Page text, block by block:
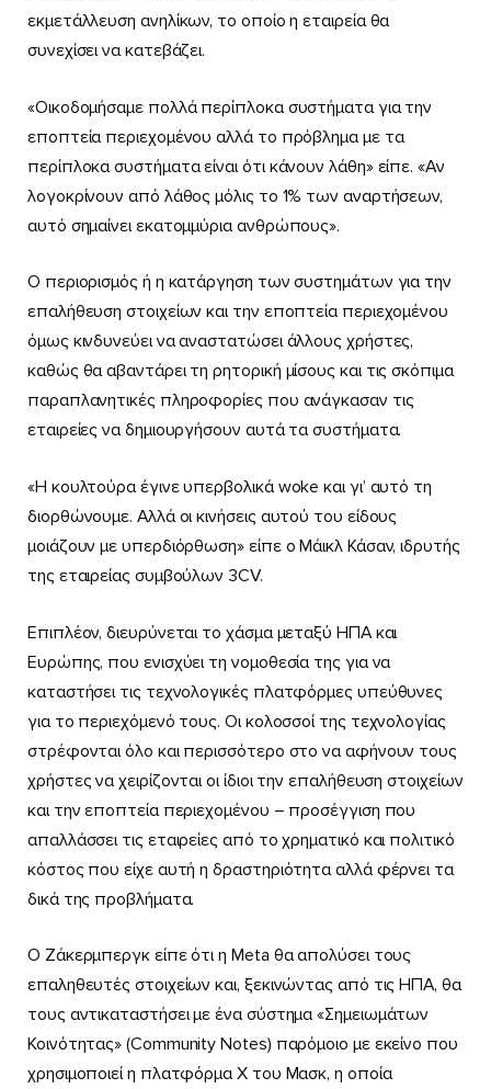
εκμετάλλευση ανηλίκων, το οποίο η εταιρεία θα
συνεχίσει να κατεβάζει.
«Οικοδομήσαμε πολλά περίπλοκα συστήματα για την
εποπτεία περιεχομένου αλλά το πρόβλημα με τα
περίπλοκα συστήματα είναι ότι κάνουν λάθη» είπε. «Αν
λογοκρίνουν από λάθος μόλις το 1% των αναρτήσεων,
αυτό σημαίνει εκατομμύρια ανθρώπους».
Ο περιορισμός ή η κατάργηση των συστημάτων για την
επαλήθευση στοιχείων και την εποπτεία περιεχομένου
όμως κινδυνεύει να αναστατώσει άλλους χρήστες,
καθώς θα αβαντάρει τη ρητορική μίσους και τις σκόπιμα
παραπλανητικές πληροφορίες που ανάγκασαν τις
εταιρείες να δημιουργήσουν αυτά τα συστήματα.
«Η κουλτούρα έγινε υπερβολικά woke και γι’ αυτό τη
διορθώνουμε. Αλλά οι κινήσεις αυτού του είδους
μοιάζουν με υπερδιόρθωση» είπε ο Μάικλ Κάσαν, ιδρυτής
της εταιρείας συμβούλων 3CV.
Επιπλέον, διευρύνεται το χάσμα μεταξύ ΗΠΑ και
Ευρώπης, που ενισχύει τη νομοθεσία της για να
καταστήσει τις τεχνολογικές πλατφόρμες υπεύθυνες
για το περιεχόμενό τους. Οι κολοσσοί της τεχνολογίας
στρέφονται όλο και περισσότερο στο να αφήνουν τους
χρήστες να χειρίζονται οι ίδιοι την επαλήθευση στοιχείων
και την εποπτεία περιεχομένου – προσέγγιση που
απαλλάσσει τις εταιρείες από το χρηματικό και πολιτικό
κόστος που είχε αυτή η δραστηριότητα αλλά φέρνει τα
δικά της προβλήματα.
Ο Ζάκερμπεργκ είπε ότι η Meta θα απολύσει τους
επαληθευτές στοιχείων και, ξεκινώντας από τις ΗΠΑ, θα
τους αντικαταστήσει με ένα σύστημα «Σημειωμάτων
Κοινότητας» (Community Notes) παρόμοιο με εκείνο που
χρησιμοποιεί η πλατφόρμα Χ του Μασκ, η οποία